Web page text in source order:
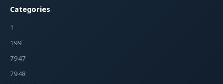
Categories
1
199
7947
7948